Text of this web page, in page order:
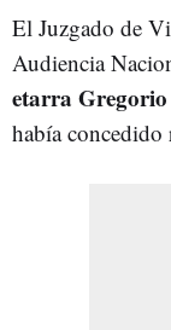
El Juzgado de
Audiencia
etarra
había concedido